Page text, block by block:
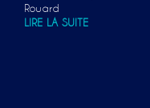
Rouard
LIRE LA SUITE